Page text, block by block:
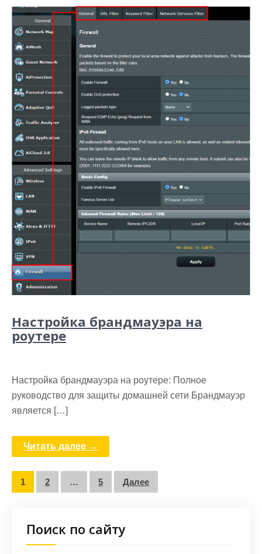
Настройка брандмауэра на
роутере
Настройка брандмауэра на роутере: Полное
руководство для защиты домашней сети Брандмауэр
является […]
Читать далее →
Пагинация
записей
1 2 … 5 Далее
Поиск по сайту